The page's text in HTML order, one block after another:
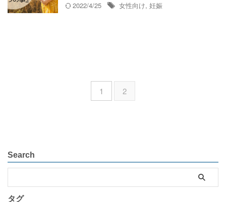
2022/4/25
女性向け, 妊娠
1 2
Search
タグ